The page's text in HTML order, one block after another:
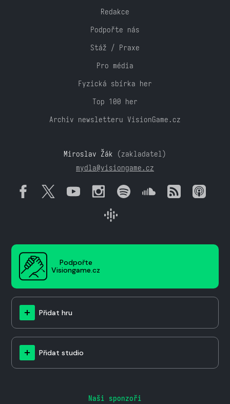
Redakce
Podpořte nás
Stáž / Praxe
Pro média
Fyzická sbírka her
Top 100 her
Archiv newsletteru VisionGame.cz
Miroslav Žák (zakladatel)
mydla@visiongame.cz
Podpořte
Visiongame.cz
Přidat hru
Přidat studio
Naši sponzoři